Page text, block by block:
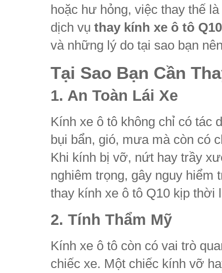
hoặc hư hỏng, việc thay thế
dịch vụ thay kính xe ô tô
và những lý do tại sao bạn
Tại Sao Bạn Cần
1. An Toàn Lái Xe
Kính xe ô tô không chỉ có tác
bụi bẩn, gió, mưa mà còn có
Khi kính bị vỡ, nứt hay trầy
nghiêm trọng, gây nguy hiểm
thay kính xe ô tô Q10 kịp thời
2. Tính Thẩm Mỹ
Kính xe ô tô còn có vai trò
chiếc xe. Một chiếc kính vỡ